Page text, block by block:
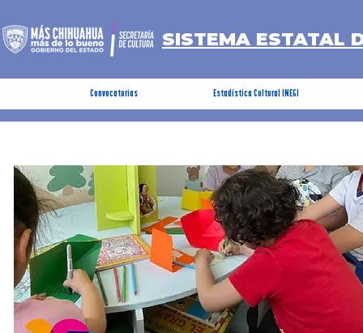
SISTEMA ESTATAL
Convocatorias Estadística Cultural INEGI